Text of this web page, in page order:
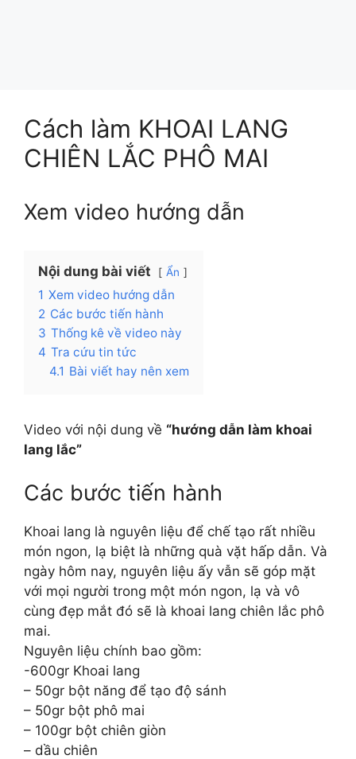
Cách làm KHOAI LANG
CHIÊN LẮC PHÔ MAI
Xem video hướng dẫn
Nội dung bài viết Ẩn
1 Xem video hướng dẫn
2 Các bước tiến hành
3 Thống kê về video này
4 Tra cứu tin tức
4.1 Bài viết hay nên xem
Video với nội dung về “hướng dẫn làm khoai
lang lắc”
Các bước tiến hành
Khoai lang là nguyên liệu để chế tạo rất nhiều
món ngon, lạ biệt là những quà vặt hấp dẫn. Và
ngày hôm nay, nguyên liệu ấy vẫn sẽ góp mặt
với mọi người trong một món ngon, lạ và vô
cùng đẹp mắt đó sẽ là khoai lang chiên lắc phô
mai.
Nguyên liệu chính bao gồm:
-600gr Khoai lang
– 50gr bột năng để tạo độ sánh
– 50gr bột phô mai
– 100gr bột chiên giòn
– dầu chiên